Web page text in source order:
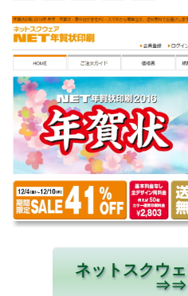
ネットスクウ